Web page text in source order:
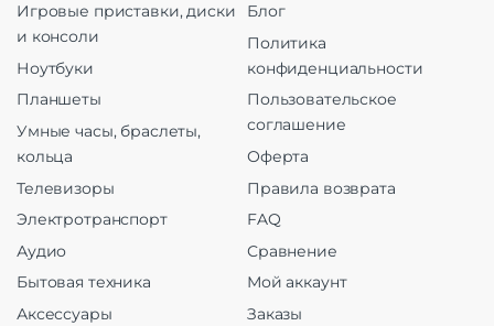
Игровые приставки, диски
и консоли
Ноутбуки
Планшеты
Умные часы, браслеты,
кольца
Телевизоры
Электротранспорт
Аудио
Бытовая техника
Аксессуары
Блог
Политика
конфиденциальности
Пользовательское
соглашение
Оферта
Правила возврата
FAQ
Сравнение
Мой аккаунт
Заказы